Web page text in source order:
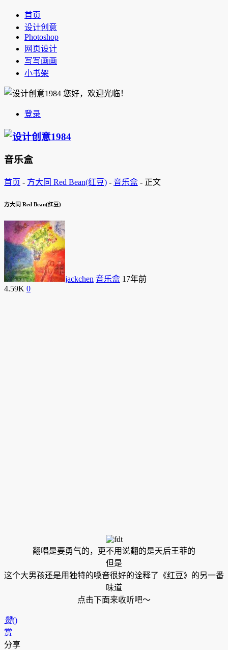
首页
设计创意
Photoshop
网页设计
写写画画
小书架
您好，欢迎光临！
登录
音乐盒
首页 - 方大同 Red Bean(红豆) - 音乐盒 - 正文
方大同 Red Bean(红豆)
jackchen 音乐盒 17年前
4.59K 0
翻唱是要勇气的，更不用说翻的是天后王菲的
但是
这个大男孩还是用独特的嗓音很好的诠释了《红豆》的另一番
味道
点击下面来收听吧～
赞()
赏
分享